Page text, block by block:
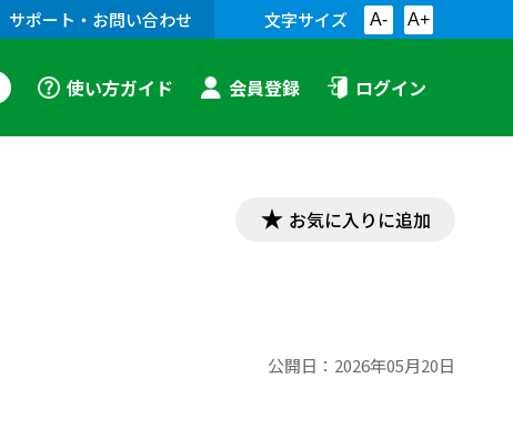
サポート・お問い合わせ 文字サイズ A- A+
使い方ガイド 会員登録 ログイン
お気に入りに追加
公開日： 2026年05月20日